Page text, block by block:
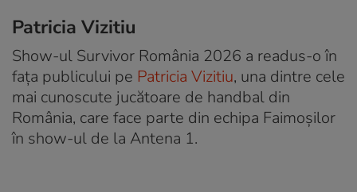
Patricia Vizitiu
Show-ul Survivor România 2026 a readus-o în
fața publicului pe Patricia Vizitiu, una dintre cele
mai cunoscute jucătoare de handbal din
România, care face parte din echipa Faimoșilor
în show-ul de la Antena 1.